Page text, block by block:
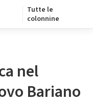
Tutte le
colonnine
nel
Bariano